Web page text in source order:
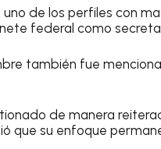
de los perfiles con
federal como
también fue
de manera
que su enfoque